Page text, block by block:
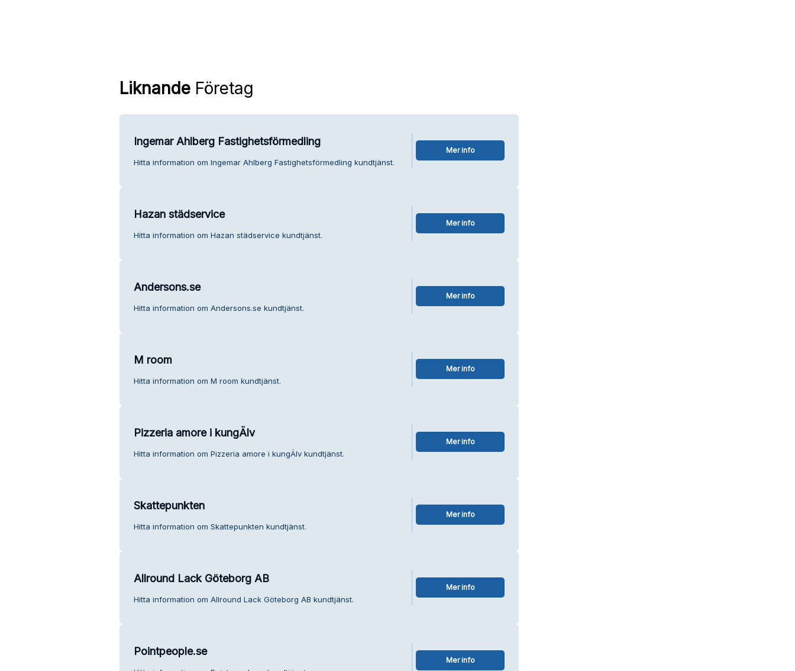
LiknandeFöretag
Ingemar Ahlberg Fastighetsförmedling
Hitta information om Ingemar Ahlberg Fastighetsförmedling kundtjänst.
Mer info
Hazan städservice
Hitta information om Hazan städservice kundtjänst.
Mer info
Andersons.se
Hitta information om Andersons.se kundtjänst.
Mer info
M room
Hitta information om M room kundtjänst.
Mer info
Pizzeria amore i kungÄlv
Hitta information om Pizzeria amore i kungÄlv kundtjänst.
Mer info
Skattepunkten
Hitta information om Skattepunkten kundtjänst.
Mer info
Allround Lack Göteborg AB
Hitta information om Allround Lack Göteborg AB kundtjänst.
Mer info
Pointpeople.se
Mer info